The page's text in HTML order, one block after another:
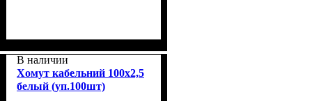
В наличии
Хомут кабельний 100x2,5
белый (уп.100шт)